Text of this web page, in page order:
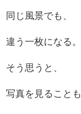
同じ風景でも、
違う一枚になる。
そう思うと、
写真を見ること